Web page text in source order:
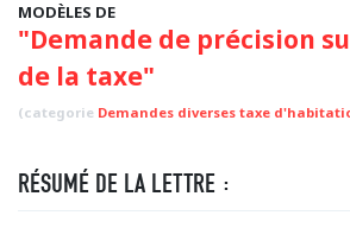
MODÈLES DE
"Demande de précision
de la taxe"
(categorie Demandes diverses taxe
RÉSUMÉ DE LA LETTRE :